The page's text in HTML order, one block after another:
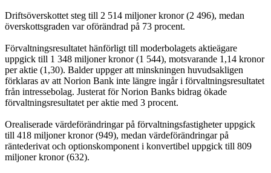
Driftsöverskottet steg till 2 514 miljoner kronor (2 496), medan
överskottsgraden var oförändrad på 73 procent.
Förvaltningsresultatet hänförligt till moderbolagets aktieägare
uppgick till 1 348 miljoner kronor (1 544), motsvarande 1,14 kronor
per aktie (1,30). Balder uppger att minskningen huvudsakligen
förklaras av att Norion Bank inte längre ingår i förvaltningsresultatet
från intressebolag. Justerat för Norion Banks bidrag ökade
förvaltningsresultatet per aktie med 3 procent.
Orealiserade värdeförändringar på förvaltningsfastigheter uppgick
till 418 miljoner kronor (949), medan värdeförändringar på
räntederivat och optionskomponent i konvertibel uppgick till 809
miljoner kronor (632).